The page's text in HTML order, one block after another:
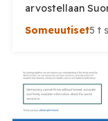
arvostellaan
voimankäyttöä.
videollaan esiin
sosiaalisessa
erityisesti
arvostellaan.
Someuutiset5 t